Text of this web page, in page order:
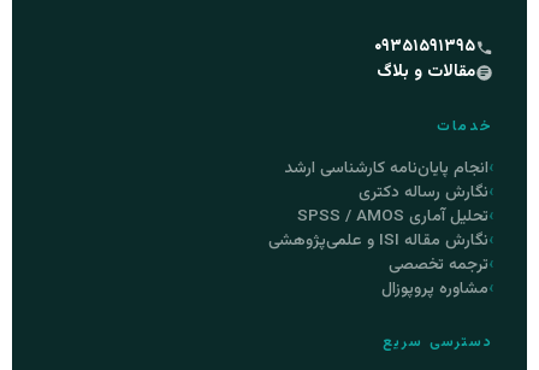
۰۹۳۵۱۵۹۱۳۹۵
مقالات و بلاگ
خدمات
انجام پایان‌نامه کارشناسی ارشد
نگارش رساله دکتری
تحلیل آماری SPSS / AMOS
نگارش مقاله ISI و علمی‌پژوهشی
ترجمه تخصصی
مشاوره پروپوزال
دسترسی سریع